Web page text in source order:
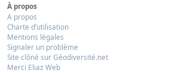
À propos
A propos
Charte d’utilisation
Mentions légales
Signaler un problème
Site clôné sur Géodiversité.net
Merci Eliaz Web